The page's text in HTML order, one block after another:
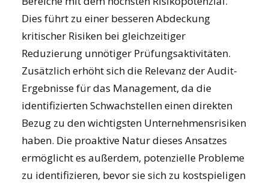
Dies führt zu einer besseren Abdeckung
kritischer Risiken bei gleichzeitiger
Reduzierung unnötiger Prüfungsaktivitäten.
Zusätzlich erhöht sich die Relevanz der Audit-
Ergebnisse für das Management, da die
identifizierten Schwachstellen einen direkten
Bezug zu den wichtigsten Unternehmensrisiken
haben. Die proaktive Natur dieses Ansatzes
ermöglicht es außerdem, potenzielle Probleme
zu identifizieren, bevor sie sich zu kostspieligen